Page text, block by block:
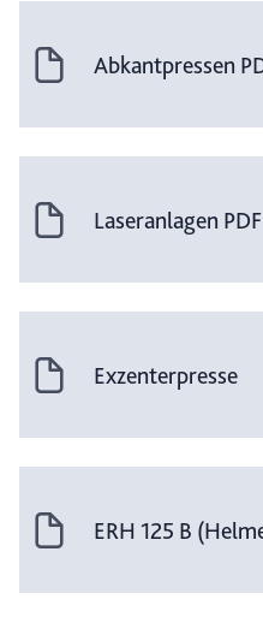
Abkantpressen
Laseranlagen PDF
Exzenterpresse
ERH 125 B